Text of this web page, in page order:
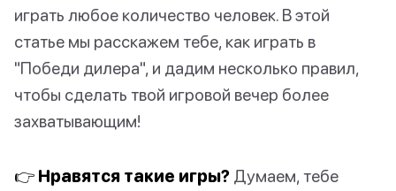
играть любое количество человек. В этой
статье мы расскажем тебе, как играть в
"Победи дилера", и дадим несколько правил,
чтобы сделать твой игровой вечер более
захватывающим!
👉 Нравятся такие игры? Думаем, тебе